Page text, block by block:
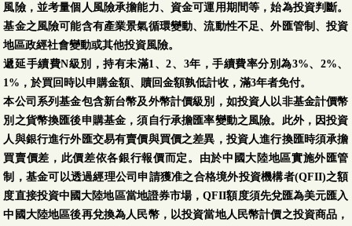
風險，並考量個人風險承擔能力、資金可運用期間等，始為投資判斷。
基金之風險可能含有產業景氣循環變動、流動性不足、外匯管制、投資
地區政經社會變動或其他投資風險。
遞延手續費N級別，持有未滿1、2、3年，手續費率分別為3%、2%、
1%，於買回時以申購金額、贖回金額孰低計收，滿3年者免付。
本公司系列基金包含新台幣及外幣計價級別，如投資人以非基金計價幣
別之貨幣換匯後申購基金，須自行承擔匯率變動之風險。此外，因投資
人與銀行進行外匯交易有賣價與買價之差異，投資人進行換匯時須承擔
買賣價差，此價差依各銀行報價而定。由於中國大陸地區實施外匯管
制，基金可以透過經理公司申請獲准之合格境外投資機構者(QFII)之額
度直接投資中國大陸地區當地證券市場，QFII額度須先兌匯為美元匯入
中國大陸地區後再兌換為人民幣，以投資當地人民幣計價之投資商品，